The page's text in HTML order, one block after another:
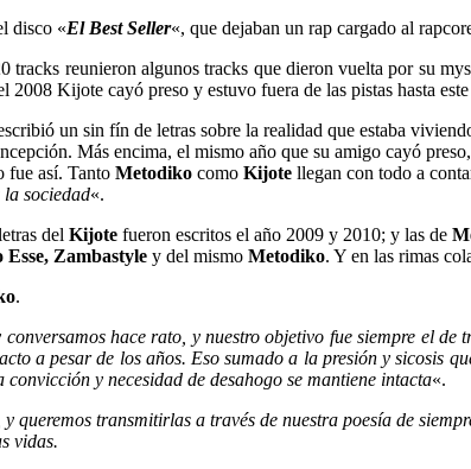
disco «El Best Seller«, que dejaban un rap cargado al
tracks reunieron algunos tracks que dieron vuelta por su
2008 Kijote cayó preso y estuvo fuera de las pistas hasta
un sin fín de letras sobre la realidad que estaba
Más encima, el mismo año que su amigo cayó
fue así. Tanto Metodiko como Kijote llegan con todo a
sociedad«.
del Kijote fueron escritos el año 2009 y 2010; y las de
Zambastyle y del mismo Metodiko. Y en las rimas
.
conversamos hace rato, y nuestro objetivo fue siempre el
a pesar de los años. Eso sumado a la presión y sicosis
y necesidad de desahogo se mantiene intacta«.
queremos transmitirlas a través de nuestra poesía de
vidas.